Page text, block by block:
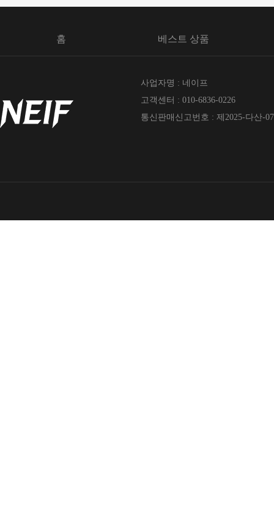
홈 베스트 상품
사업자명 : 네이프
고객센터 : 010-6836-0226
통신판매신고번호 : 제2025-다산-